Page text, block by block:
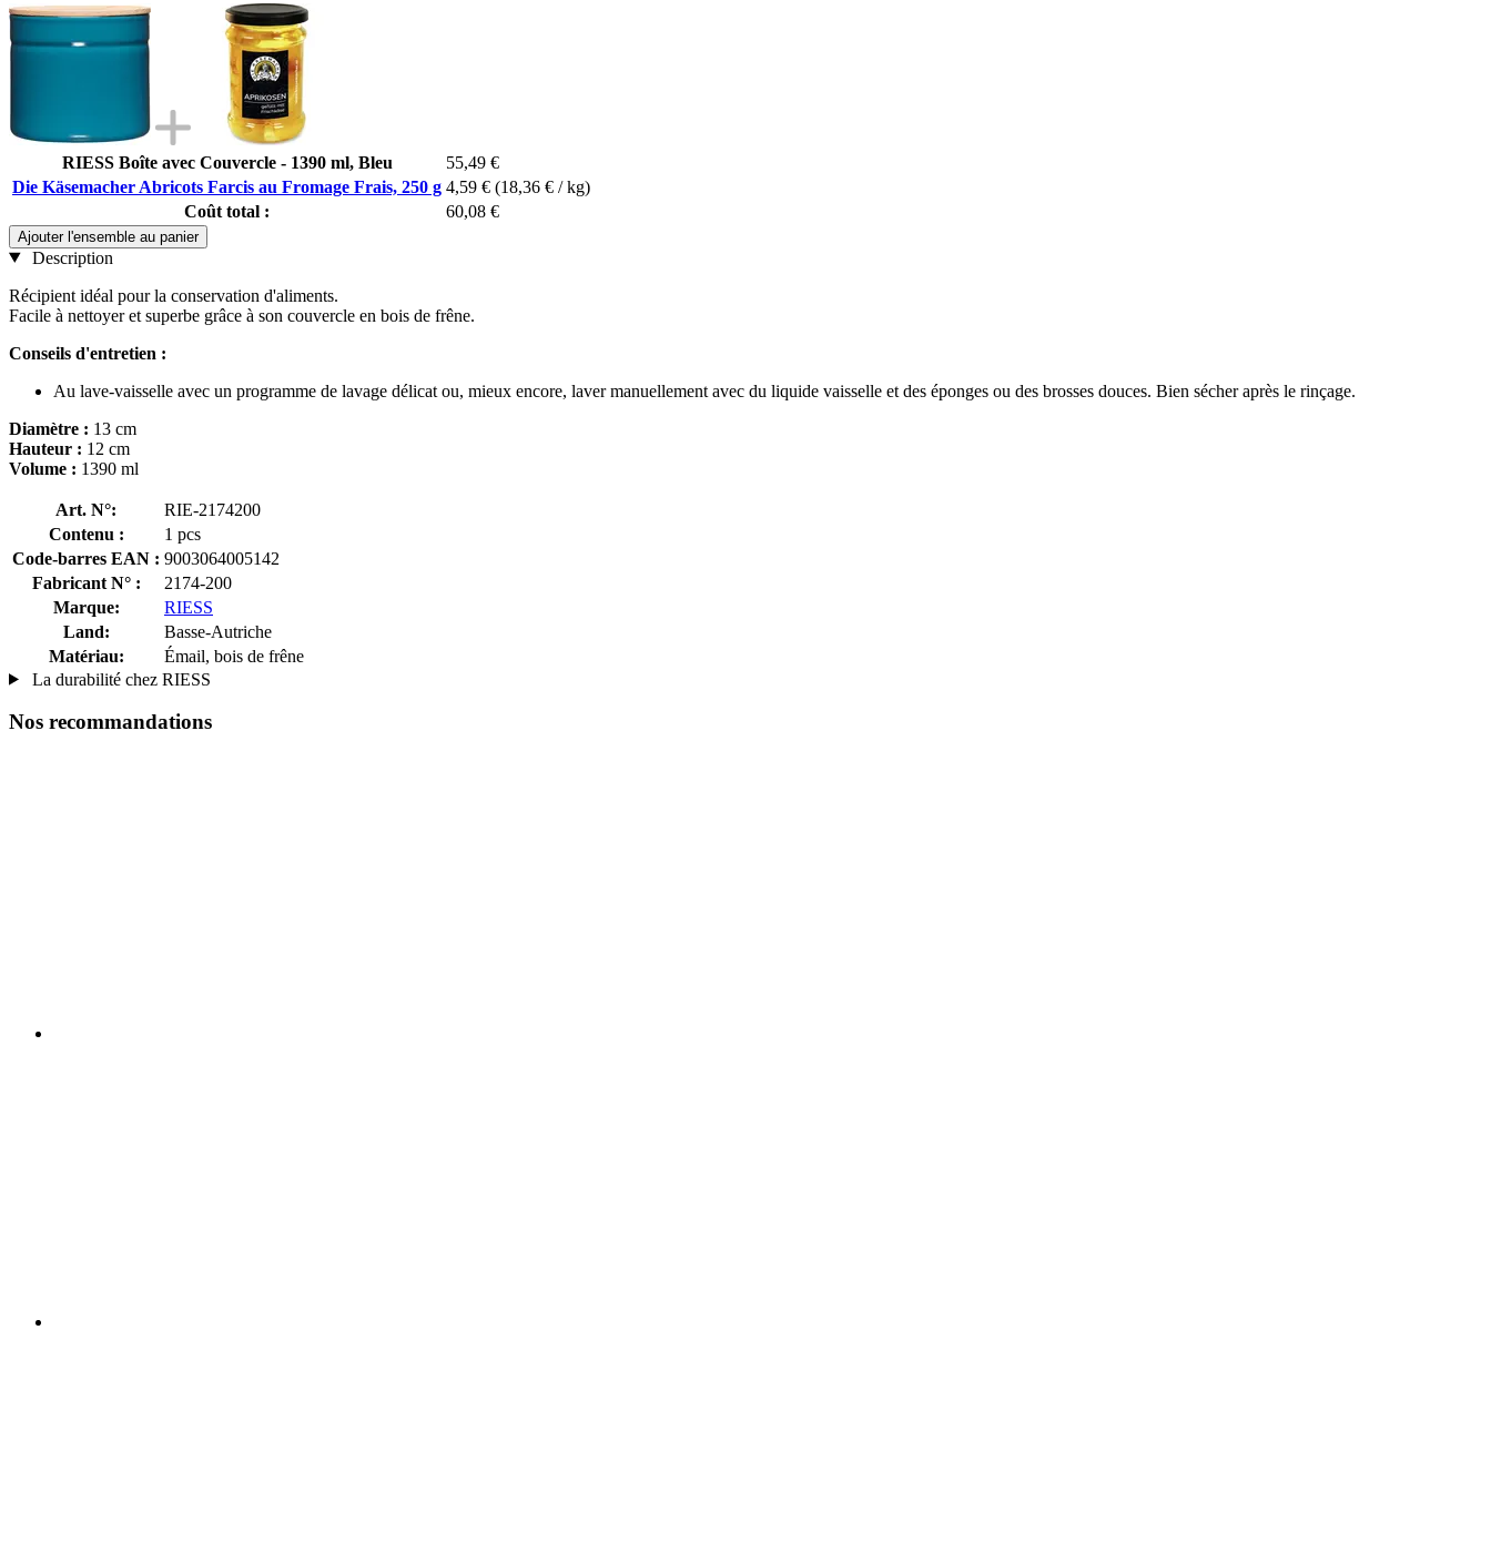
RIESS Boîte avec Couvercle - 1390 ml, Bleu
55,49 €
Die Käsemacher Abricots Farcis au Fromage Frais, 250 g 4,59 € (18,36 € / kg)
Coût total :
60,08 €
Ajouter l'ensemble au panier
Description
Récipient idéal pour la conservation d'aliments.
Facile à nettoyer et superbe grâce à son couvercle en bois de frêne.
Conseils d'entretien :
Au lave-vaisselle avec un programme de lavage délicat ou, mieux encore, laver manuellement avec du liquide vaisselle et des éponges ou des brosses douces. Bien sécher après le rinçage.
Diamètre : 13 cm
Hauteur : 12 cm
Volume : 1390 ml
Art. N°:
RIE-2174200
Contenu :
1 pcs
Code-barres EAN : 9003064005142
Fabricant N° :
2174-200
Marque:
RIESS
Land:
Basse-Autriche
Matériau:
Émail, bois de frêne
La durabilité chez RIESS
Nos recommandations